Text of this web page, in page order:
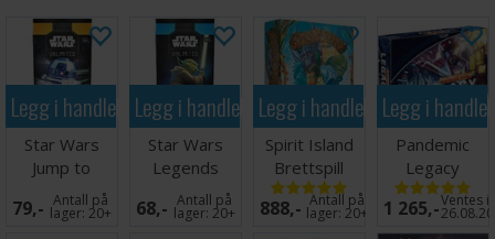
finner duher
. Spillet har 215 kort, så du trenger 4
pakke(r) til alle kortene.
Legg i handlekurven
Star Wars
Jump to
Lightspeed
Booster
79,- Antall på
lager:20+
Legg i handlekurven
Star Wars
Legends
Force
Booster
68,- Antall på
lager:20+
Legg i handlekurven
Spirit Island
Brettspill
888,- Antall på
lager:20+
Legg i
Pandemic
Legacy
Season 1 Blue
Brettspill
1 265,-Ventes